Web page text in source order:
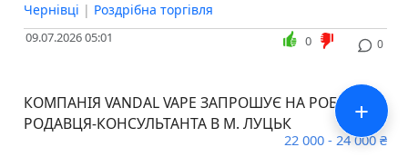
Чернівці | Роздрібна торгівля
09.07.2026 05:01 0
0
КОМПАНІЯ VANDAL VAPE ЗАПРОШУЄ НА РОБОТУ П
РОДАВЦЯ-КОНСУЛЬТАНТА В М. ЛУЦЬК
22 000 - 24 000 ₴
+